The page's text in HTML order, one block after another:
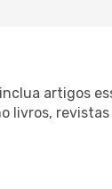
artigos
livros, revistas